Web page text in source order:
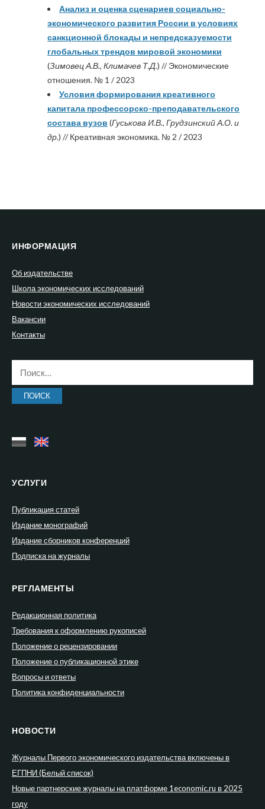
Анализ и оценка сценариев социально-
экономического развития России в условиях
санкционной блокады и непредсказуемости
глобальных трендов мировой экономики
(Зимовец А.В., Климачев Т.Д.) // Экономические
отношения. № 1 / 2023
Условия формирования креативного
капитала профессорско-преподавательского
состава вузов (Гуськова И.В., Грудзинский А.О. и
др.) // Креативная экономика. № 2 / 2023
ИНФОРМАЦИЯ
Об издательстве
Школа экономических исследований
Новости экономических исследований
Вакансии
Контакты
УСЛУГИ
Публикация статей
Издание монографий
Издание сборников конференций
Подписка на журналы
РЕГЛАМЕНТЫ
Редакционная политика
Требования к оформлению рукописей
Положение о рецензировании
Положение о публикационной этике
Вопросы и ответы
Политика конфиденциальности
НОВОСТИ
Журналы Первого экономического издательства включены в
ЕГПНИ (Белый список)
Новые партнерские журналы на платформе 1economic.ru в 2025
году